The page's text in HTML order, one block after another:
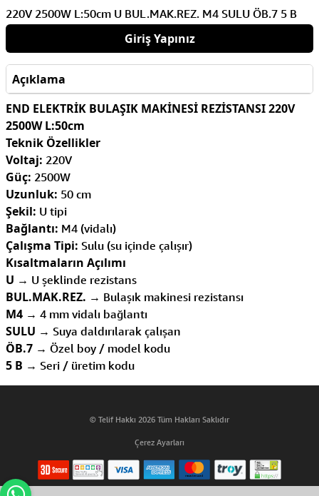
220V 2500W L:50cm U BUL.MAK.REZ. M4 SULU ÖB.7 5 B
Giriş Yapınız
Açıklama
END ELEKTRİK BULAŞIK MAKİNESİ REZİSTANSI 220V
2500W L:50cm
Teknik Özellikler
Voltaj: 220V
Güç: 2500W
Uzunluk: 50 cm
Şekil: U tipi
Bağlantı: M4 (vidalı)
Çalışma Tipi: Sulu (su içinde çalışır)
Kısaltmaların Açılımı
U → U şeklinde rezistans
BUL.MAK.REZ. → Bulaşık makinesi rezistansı
M4 → 4 mm vidalı bağlantı
SULU → Suya daldırılarak çalışan
ÖB.7 → Özel boy / model kodu
5 B → Seri / üretim kodu
© Telif Hakkı 2026 Tüm Hakları Saklıdır
Çerez Ayarları